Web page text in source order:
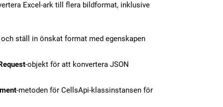
Excel-ark till flera bildformat, inklusive
ställ in önskat format med egenskapen
-objekt för att konvertera JSON
-metoden för CellsApi-klassinstansen för